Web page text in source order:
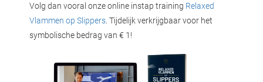
Volg dan vooral onze online instap training Relaxed
Vlammen op Slippers . Tijdelijk verkrijgbaar voor het
symbolische bedrag van € 1!